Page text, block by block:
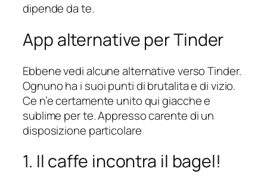
dipende da te.
App alternative per Tinder
Ebbene vedi alcune alternative verso Tinder.
Ognuno ha i suoi punti di brutalita e di vizio.
Ce n’e certamente unito qui giacche e
sublime per te. Appresso carente di un
disposizione particolare
1. Il caffe incontra il bagel!